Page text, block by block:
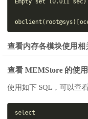
Empty set (0.011 sec)
查看内存各模块使用相
查看 MEMStore 的使
使用如下 SQL，可以查
select